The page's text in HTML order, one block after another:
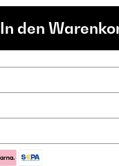
In den